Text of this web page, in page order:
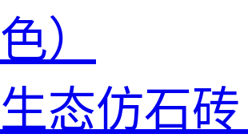
生态仿石